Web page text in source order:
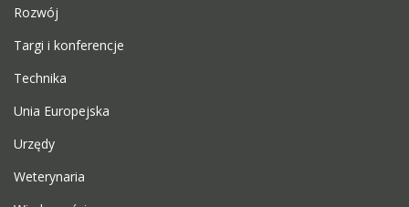
Rozwój
Targi i konferencje
Technika
Unia Europejska
Urzędy
Weterynaria